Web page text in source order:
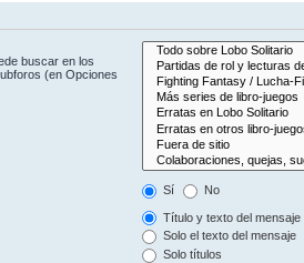
buscar en los
(en Opciones
Sí No
Título y texto del mensaje
Solo el texto del mensaje
Solo títulos